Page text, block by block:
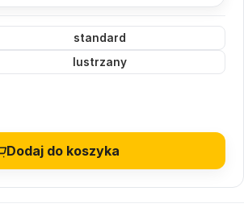
standard
lustrzany
Dodaj do koszyka